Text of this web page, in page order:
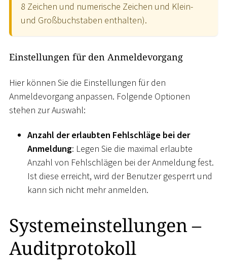
8 Zeichen und numerische Zeichen und Klein-
und Großbuchstaben enthalten).
Einstellungen für den Anmeldevorgang
Hier können Sie die Einstellungen für den
Anmeldevorgang anpassen. Folgende Optionen
stehen zur Auswahl:
Anzahl der erlaubten Fehlschläge bei der
Anmeldung: Legen Sie die maximal erlaubte
Anzahl von Fehlschlägen bei der Anmeldung fest.
Ist diese erreicht, wird der Benutzer gesperrt und
kann sich nicht mehr anmelden.
Systemeinstellungen –
Auditprotokoll